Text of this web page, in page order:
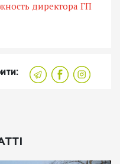
директора ГП